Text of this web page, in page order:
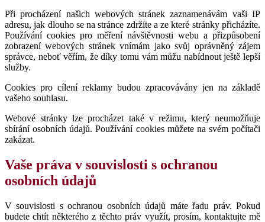
Při procházení našich webových stránek zaznamenávám vaši IP
adresu, jak dlouho se na stránce zdržíte a ze které stránky přicházíte.
Používání cookies pro měření návštěvnosti webu a přizpůsobení
zobrazení webových stránek vnímám jako svůj oprávněný zájem
správce, neboť věřím, že díky tomu vám můžu nabídnout ještě lepší
služby.
Cookies pro cílení reklamy budou zpracovávány jen na základě
vašeho souhlasu.
Webové stránky lze procházet také v režimu, který neumožňuje
sbírání osobních údajů. Používání cookies můžete na svém počítači
zakázat.
Vaše práva v souvislosti s ochranou
osobních údajů
V souvislosti s ochranou osobních údajů máte řadu práv. Pokud
budete chtít některého z těchto práv využít, prosím, kontaktujte mě